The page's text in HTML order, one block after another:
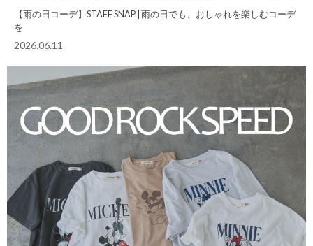
【雨の日コーデ】STAFF SNAP | 雨の日でも、おしゃれを楽しむコーデ
を
2026.06.11